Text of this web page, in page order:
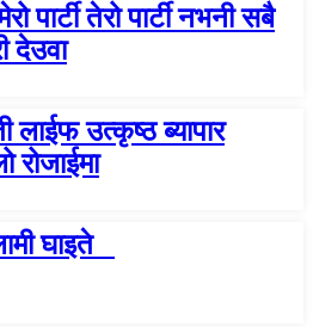
पार्टी तेरो पार्टी नभनी सबै
देउवा
लाईफ उत्कृष्ठ ब्यापार
रोजाईमा
घाइते